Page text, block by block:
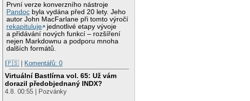
První verze konverzního nástroje
Pandoc byla vydána před 20 lety. Jeho
autor John MacFarlane při tomto výročí
rekapituluje
jednotlivé etapy vývoje
a přidávání nových funkcí – rozšíření
nejen Markdownu a podporu mnoha
dalších formátů.
|🇵🇸 | Komentářů: 0
Virtuální Bastlírna vol. 65: Už vám
dorazil předobjednaný INDX?
4.8. 00:55 | Pozvánky